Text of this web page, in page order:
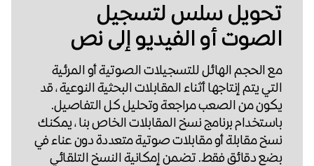
تحويل سلس لتسجيل
الصوت أو الفيديو إلى نص
مع الحجم الهائل للتسجيلات الصوتية أو المرئية
التي يتم إنتاجها أثناء المقابلات البحثية النوعية ، قد
يكون من الصعب مراجعة وتحليل كل التفاصيل.
باستخدام برنامج نسخ المقابلات الخاص بنا ، يمكنك
نسخ مقابلة أو مقابلات صوتية متعددة دون عناء في
بضع دقائق فقط. تضمن إمكانية النسخ التلقائي